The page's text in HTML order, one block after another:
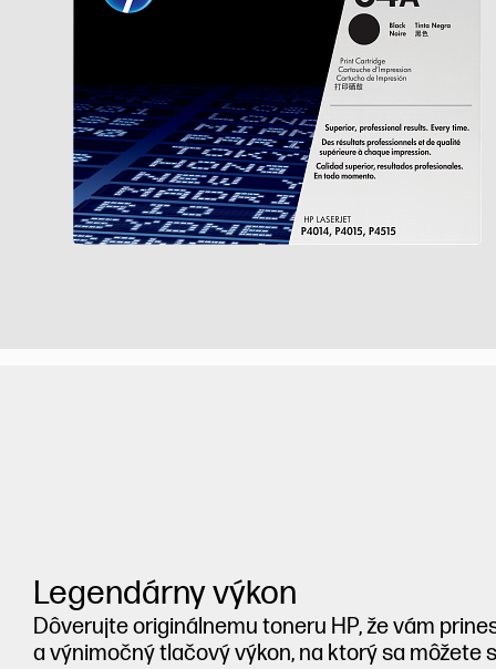
Legendárny výkon
Dôverujte originálnemu toneru HP, že vám
a výnimočný tlačový výkon, na ktorý sa môžete